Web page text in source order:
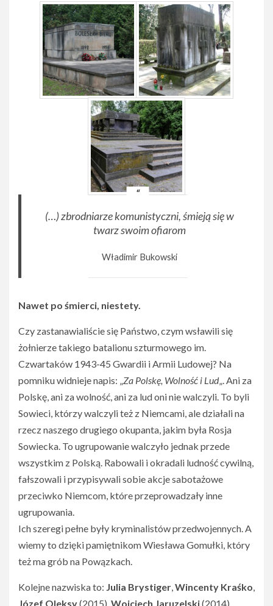
(…) zbrodniarze komunistyczni, śmieją się w
twarz swoim ofiarom
Władimir Bukowski
Nawet po śmierci, niestety.
Czy zastanawialiście się Państwo, czym wsławili się
żołnierze takiego batalionu szturmowego im.
Czwartaków 1943-45 Gwardii i Armii Ludowej? Na
pomniku widnieje napis: „Za Polskę, Wolność i Lud„. Ani za
Polskę, ani za wolność, ani za lud oni nie walczyli. To byli
Sowieci, którzy walczyli też z Niemcami, ale działali na
rzecz naszego drugiego okupanta, jakim była Rosja
Sowiecka. To ugrupowanie walczyło jednak przede
wszystkim z Polską. Rabowali i okradali ludność cywilną,
fałszowali i przypisywali sobie akcje sabotażowe
przeciwko Niemcom, które przeprowadzały inne
ugrupowania.
Ich szeregi pełne były kryminalistów przedwojennych. A
wiemy to dzięki pamiętnikom Wiesława Gomułki, który
też ma grób na Powązkach.
Kolejne nazwiska to: Julia Brystiger,Wincenty Kraśko,
Józef Oleksy(2015), Wojciech Jaruzelski(2014).